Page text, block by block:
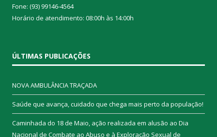
Fone: (93) 99146-4564
Horário de atendimento: 08:00h às 14:00h
ÚLTIMAS PUBLICAÇÕES
NOVA AMBULÂNCIA TRAÇADA
Saúde que avança, cuidado que chega mais perto da população!
Caminhada do 18 de Maio, ação realizada em alusão ao Dia
Nacional de Combate ao Abuso e à Exploração Sexual de